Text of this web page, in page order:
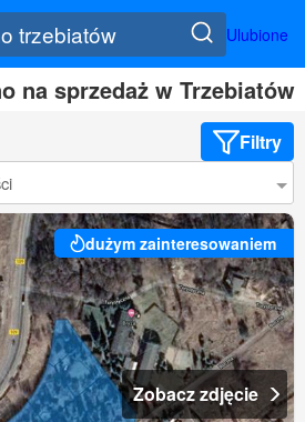
Ulubione
na sprzedaż w Trzebiatów
Filtry
dużym zainteresowaniem
Zobacz zdjęcie